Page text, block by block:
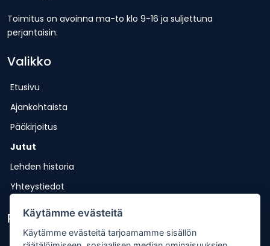
Toimitus on avoinna ma-to klo 9-16 ja suljettuna
perjantaisin.
Valikko
Etusivu
Ajankohtaista
Pääkirjoitus
Jutut
Lehden historia
Yhteystiedot
Pikalinkit
Käytämme evästeitä
Käytämme evästeitä tarjoamamme sisällön